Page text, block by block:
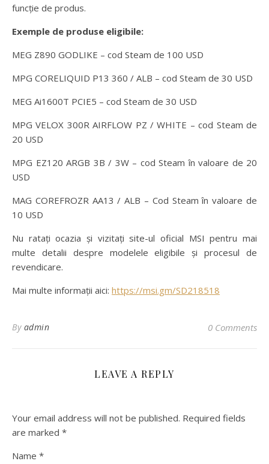
funcție de produs.
Exemple de produse eligibile:
MEG Z890 GODLIKE – cod Steam de 100 USD
MPG CORELIQUID P13 360 / ALB – cod Steam de 30 USD
MEG Ai1600T PCIE5 – cod Steam de 30 USD
MPG VELOX 300R AIRFLOW PZ / WHITE – cod Steam de
20 USD
MPG EZ120 ARGB 3B / 3W – cod Steam în valoare de 20
USD
MAG COREFROZR AA13 / ALB – Cod Steam în valoare de
10 USD
Nu ratați ocazia și vizitați site-ul oficial MSI pentru mai
multe detalii despre modelele eligibile și procesul de
revendicare.
Mai multe informații aici: https://msi.gm/SD218518
By admin 0 Comments
LEAVE A REPLY
Your email address will not be published. Required fields
are marked *
Name *